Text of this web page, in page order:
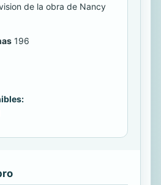
de la obra de Nancy
196